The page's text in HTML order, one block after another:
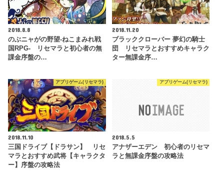
2018.8.8
のぶニャがの野望‐ねこまみれ戦
国RPG- リセマラと初心者の無
課金序盤の…
2018.11.20
ブラッククローバー 夢幻の騎士
団 リセマラとおすすめキャラク
ター無課金序…
アプリゲーム(リセマラ)
2018.11.10
三国ドライブ【ドラサン】 リセ
マラとおすすめ武将【キャラクタ
ー】序盤の攻略法
アプリゲーム(リセマラ)
2018.5.5
アナザーエデン 初心者のリセマ
ラと無課金序盤の攻略法